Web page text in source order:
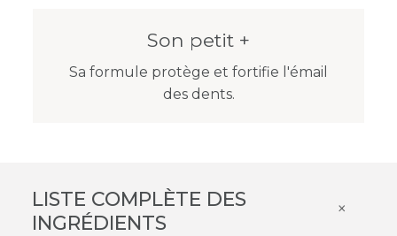
Son petit +
Sa formule protège et fortifie l'émail
des dents.
LISTE COMPLÈTE DES
INGRÉDIENTS
×